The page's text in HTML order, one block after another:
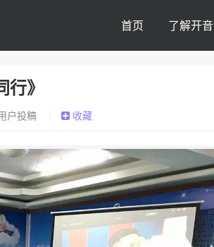
首页 了解开音
》
户投稿 收藏